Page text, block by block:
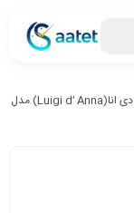
ساعت مچی زنانه عقربه‌ای لوجی دی انا(Luigi d’ Anna) مدل